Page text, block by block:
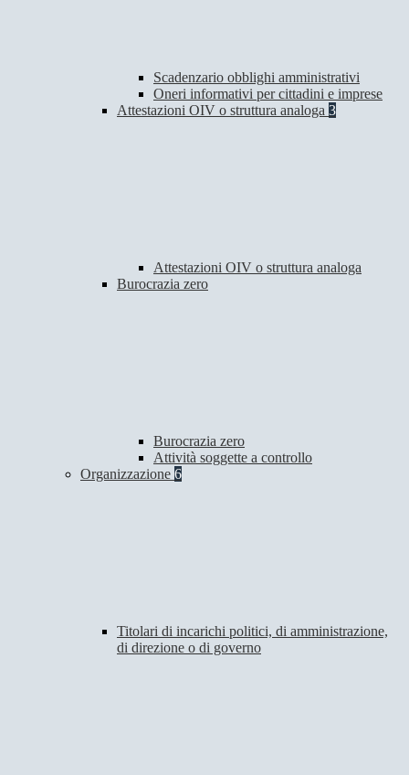
Scadenzario obblighi amministrativi
Oneri informativi per cittadini e imprese
Attestazioni OIV o struttura analoga 3
Attestazioni OIV o struttura analoga
Burocrazia zero
Burocrazia zero
Attività soggette a controllo
Organizzazione 6
Titolari di incarichi politici, di amministrazione,
di direzione o di governo